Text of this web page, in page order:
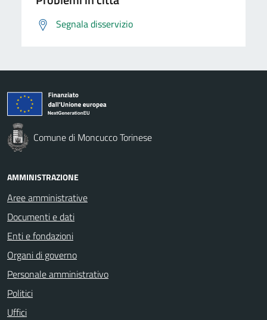
Segnala disservizio
Comune di Moncucco Torinese
AMMINISTRAZIONE
Aree amministrative
Documenti e dati
Enti e fondazioni
Organi di governo
Personale amministrativo
Politici
Uffici